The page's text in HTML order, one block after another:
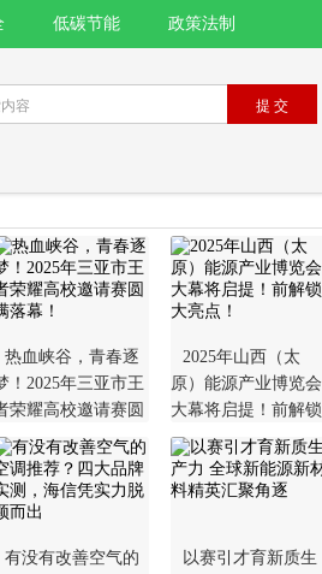
低碳节能 政策法制
热血峡谷，青春逐
！2025年三亚市王
荣耀高校邀请赛圆
落幕！
2025年山西（太
原）能源产业博览会
大幕将启提！前解锁
5大亮点！
有没有改善空气的
以赛引才育新质生